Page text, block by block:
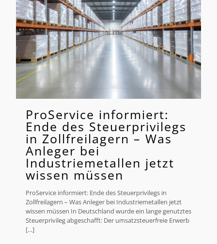
ProService informiert:
Ende des Steuerprivilegs
in Zollfreilagern – Was
Anleger bei
Industriemetallen jetzt
wissen müssen
ProService informiert: Ende des Steuerprivilegs in
Zollfreilagern – Was Anleger bei Industriemetallen jetzt
wissen müssen In Deutschland wurde ein lange genutztes
Steuerprivileg abgeschafft: Der umsatzsteuerfreie Erwerb
[…]